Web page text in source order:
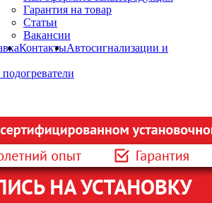
Гарантия на товар
Статьи
Вакансии
КонтактыАвтосигнализации и